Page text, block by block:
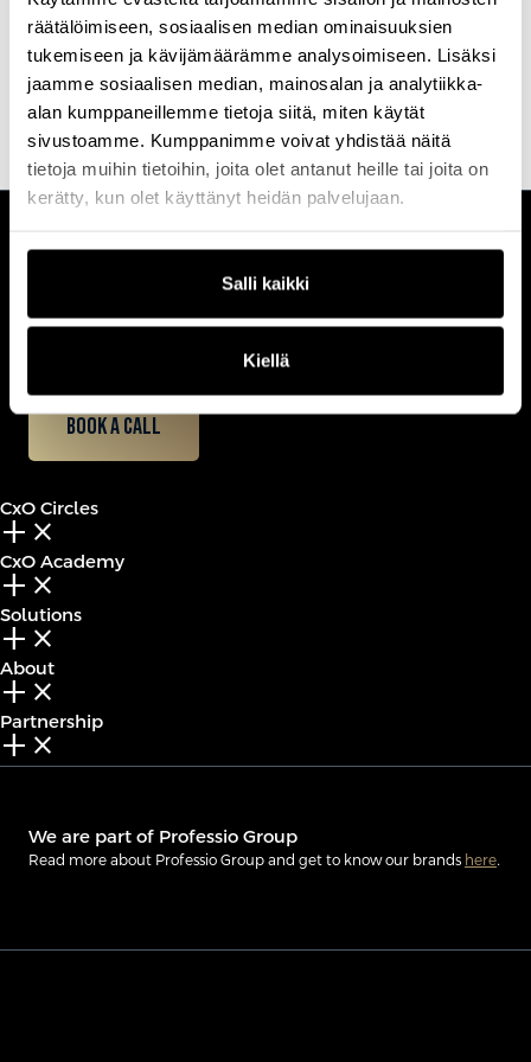
räätälöimiseen, sosiaalisen median ominaisuuksien
tukemiseen ja kävijämäärämme analysoimiseen. Lisäksi
jaamme sosiaalisen median, mainosalan ja analytiikka-
alan kumppaneillemme tietoja siitä, miten käytät
sivustoamme. Kumppanimme voivat yhdistää näitä
tietoja muihin tietoihin, joita olet antanut heille tai joita on
kerätty, kun olet käyttänyt heidän palvelujaan.
Salli kaikki
Kiellä
Tutustu kaikkiin Professionkoulutuksiinjatapahtumiin , joihin
valitsemme aina parhaat kouluttajat ja puhujat.
Etsi koulutus & tapahtuma Ota yhteyttä
CUSTOMERCARE
Keilaranta 1 A, 02150 Espoo
+358 (0)20 780 6220
Book a call
CxO Circles
add_2 close
CxO Academy
add_2 close
Solutions
add_2 close
About
add_2 close
Partnership
add_2 close
We are part of Professio Group
Read more about Professio Group and get to know our brands here.